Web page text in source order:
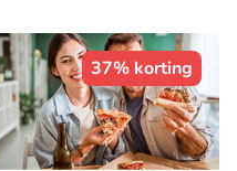
37% korting